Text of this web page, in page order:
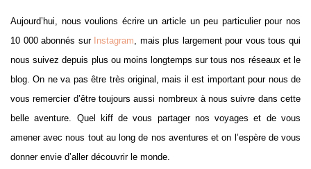
Aujourd’hui, nous voulions écrire un article un peu particulier pour nos
10 000 abonnés sur Instagram, mais plus largement pour vous tous qui
nous suivez depuis plus ou moins longtemps sur tous nos réseaux et le
blog. On ne va pas être très original, mais il est important pour nous de
vous remercier d’être toujours aussi nombreux à nous suivre dans cette
belle aventure. Quel kiff de vous partager nos voyages et de vous
amener avec nous tout au long de nos aventures et on l’espère de vous
donner envie d’aller découvrir le monde.